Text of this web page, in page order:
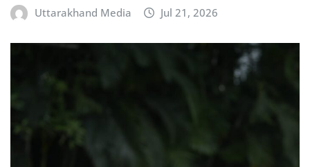
Uttarakhand Media Jul 21, 2026